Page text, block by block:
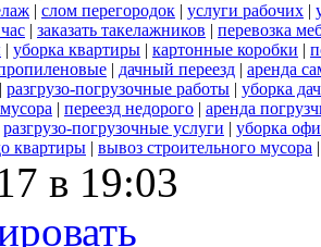
| слом перегородок | услуги рабочих |
| заказать такелажников | перевозка
| уборка квартиры | картонные коробки |
| дачный переезд | аренда
| разгрузо-погрузочные работы | уборка
| переезд недорого | аренда
разгрузо-погрузочные услуги | уборка
квартиры | вывоз строительного мусора
в 19:03